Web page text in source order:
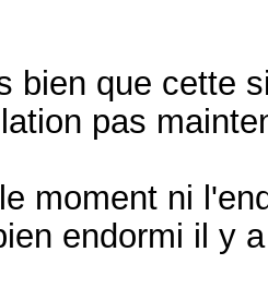
bien que cette
pas
moment ni
endormi il y